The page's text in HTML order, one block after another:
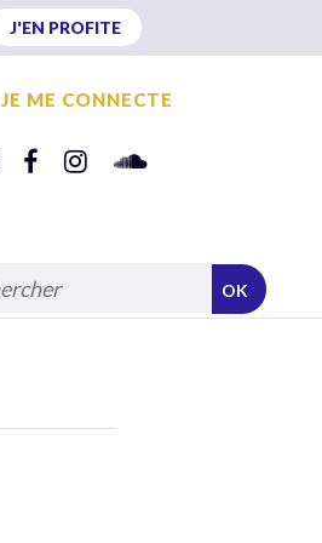
J'EN PROFITE
JE ME CONNECTE
OK